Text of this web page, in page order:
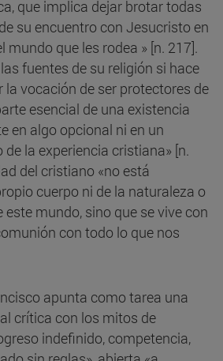
que implica dejar brotar todas
su encuentro con Jesucristo en
mundo que les rodea » [n. 217].
fuentes de su religión si hace
vocación de ser protectores de
esencial de una existencia
en algo opcional ni en un
la experiencia cristiana» [n.
del cristiano «no está
cuerpo ni de la naturaleza o
este mundo, sino que se vive con
con todo lo que nos
apunta como tarea una
crítica con los mitos de
indefinido, competencia,